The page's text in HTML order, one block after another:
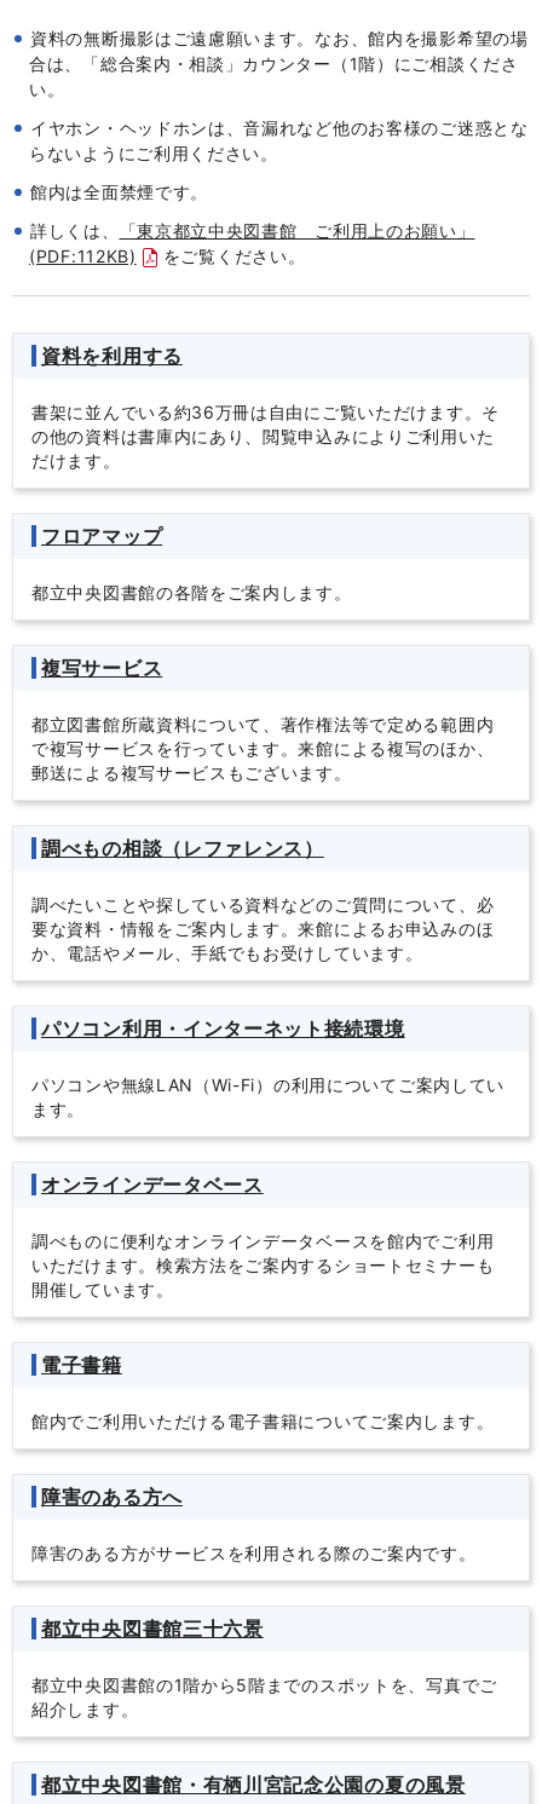
資料の無断撮影はご遠慮願います。なお、館内を撮影希望の場
合は、「総合案内・相談」カウンター（1階）にご相談くださ
い。
イヤホン・ヘッドホンは、音漏れなど他のお客様のご迷惑とな
らないようにご利用ください。
館内は全面禁煙です。
詳しくは、
「東京都立中央図書館 ご利用上のお願い」
(PDF:112KB)
をご覧ください。
資料を利用する
書架に並んでいる約36万冊は自由にご覧いただけます。そ
の他の資料は書庫内にあり、閲覧申込みによりご利用いた
だけます。
フロアマップ
都立中央図書館の各階をご案内します。
複写サービス
都立図書館所蔵資料について、著作権法等で定める範囲内
で複写サービスを行っています。来館による複写のほか、
郵送による複写サービスもございます。
調べもの相談（レファレンス）
調べたいことや探している資料などのご質問について、必
要な資料・情報をご案内します。来館によるお申込みのほ
か、電話やメール、手紙でもお受けしています。
パソコン利用・インターネット接続環境
パソコンや無線LAN（Wi-Fi）の利用についてご案内してい
ます。
オンラインデータベース
調べものに便利なオンラインデータベースを館内でご利用
いただけます。検索方法をご案内するショートセミナーも
開催しています。
電子書籍
館内でご利用いただける電子書籍についてご案内します。
障害のある方へ
障害のある方がサービスを利用される際のご案内です。
都立中央図書館三十六景
都立中央図書館の1階から5階までのスポットを、写真でご
紹介します。
都立中央図書館・有栖川宮記念公園の夏の風景